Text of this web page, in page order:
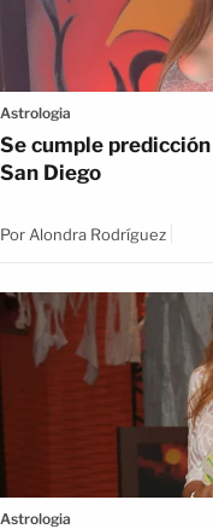
Astrologia
Se cumple
San Diego
Por Alondra Rodríguez
Astrologia